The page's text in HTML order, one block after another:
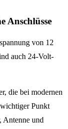
Anschlüsse
von 12
auch 24-Volt-
die bei modernen
Punkt
Antenne und